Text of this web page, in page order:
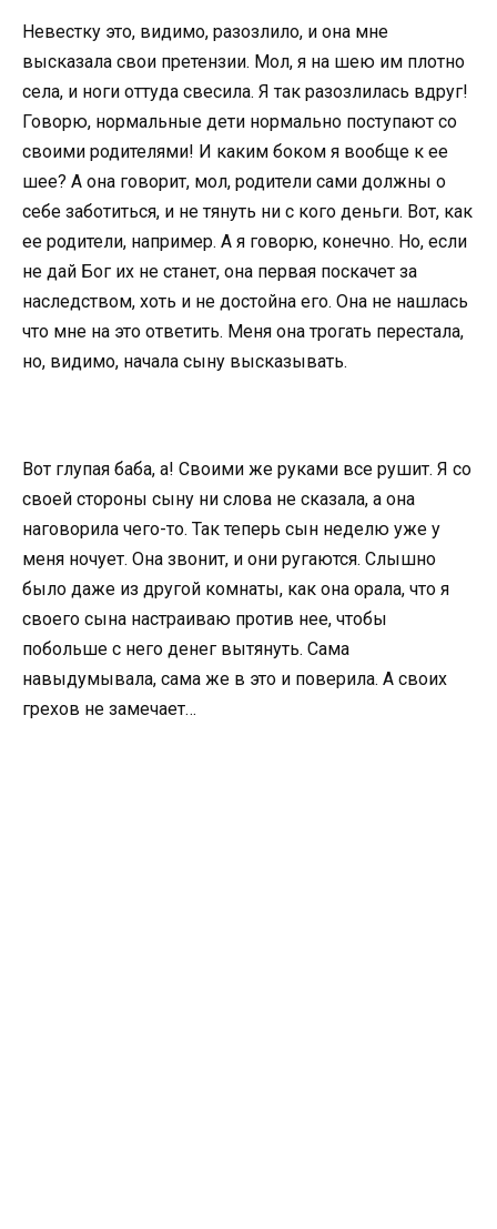
Невестку это, видимо, разозлило, и она мне
высказала свои претензии. Мол, я на шею им плотно
села, и ноги оттуда свесила. Я так разозлилась вдруг!
Говорю, нормальные дети нормально поступают со
своими родителями! И каким боком я вообще к ее
шее? А она говорит, мол, родители сами должны о
себе заботиться, и не тянуть ни с кого деньги. Вот, как
ее родители, например. А я говорю, конечно. Но, если
не дай Бог их не станет, она первая поскачет за
наследством, хоть и не достойна его. Она не нашлась
что мне на это ответить. Меня она трогать перестала,
но, видимо, начала сыну высказывать.
Вот глупая баба, а! Своими же руками все рушит. Я со
своей стороны сыну ни слова не сказала, а она
наговорила чего-то. Так теперь сын неделю уже у
меня ночует. Она звонит, и они ругаются. Слышно
было даже из другой комнаты, как она орала, что я
своего сына настраиваю против нее, чтобы
побольше с него денег вытянуть. Сама
навыдумывала, сама же в это и поверила. А своих
грехов не замечает…